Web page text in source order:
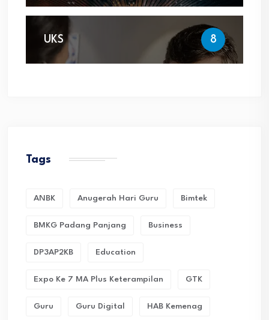
UKS 8
Tags
ANBK Anugerah Hari Guru Bimtek
BMKG Padang Panjang Business
DP3AP2KB Education
Expo Ke 7 MA Plus Keterampilan GTK
Guru Guru Digital HAB Kemenag